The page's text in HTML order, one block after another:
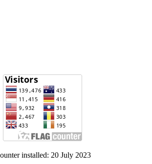
installed: 20 July 2023